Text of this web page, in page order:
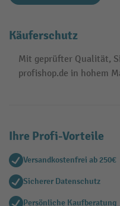
Käuferschutz
Mit geprüfter Qualität,
profishop.de in hohem
Ihre Profi-Vorteile
Versandkostenfrei ab 250€
Sicherer Datenschutz
Persönliche Kaufberatung